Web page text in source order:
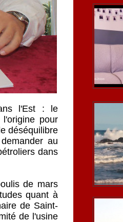
l'Est : le
pour
déséquilibre
au
dans
de mars
quant à
de Saint-
de l'usine